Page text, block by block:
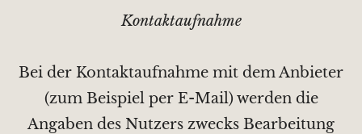
Kontaktaufnahme
Bei der Kontaktaufnahme mit dem Anbieter
(zum Beispiel per E-Mail) werden die
Angaben des Nutzers zwecks Bearbeitung